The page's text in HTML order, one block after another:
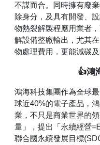
不謀而合。同時擁有廢
除身分，及具有開發、
物熱裂解製程應用業者
解設備整廠輸出，尤其
物處理費用，更能減碳及
👍鴻
鴻海科技集團作為全球
球近40%的電子產品，
業，不只是商業世界的
量」，提出「永續經營
聯合國永續發展目標